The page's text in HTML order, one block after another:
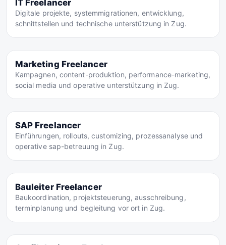
IT Freelancer
Digitale projekte, systemmigrationen, entwicklung,
schnittstellen und technische unterstützung in Zug.
Marketing Freelancer
Kampagnen, content-produktion, performance-marketing,
social media und operative unterstützung in Zug.
SAP Freelancer
Einführungen, rollouts, customizing, prozessanalyse und
operative sap-betreuung in Zug.
Bauleiter Freelancer
Baukoordination, projektsteuerung, ausschreibung,
terminplanung und begleitung vor ort in Zug.